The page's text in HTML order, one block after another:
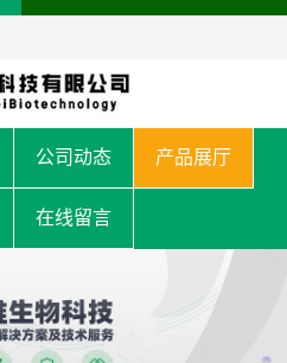
公司动态 产品展厅
在线留言